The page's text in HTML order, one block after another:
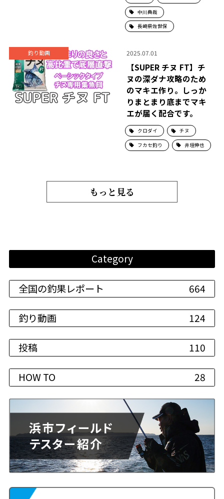
Category
全国の釣果レポート 664
釣り動画 124
投稿 110
HOW TO 28
中川典哉
長崎県佐世保
釣り動画 2025.07.01
【SUPER チヌ FT】チ
ヌの深ダナ攻略のため
のマキエ作り。しっか
りまとまり底までマキ
エが届く配合です。
クロダイ チヌ
フカセ釣り 井垣伸也
もっと見る